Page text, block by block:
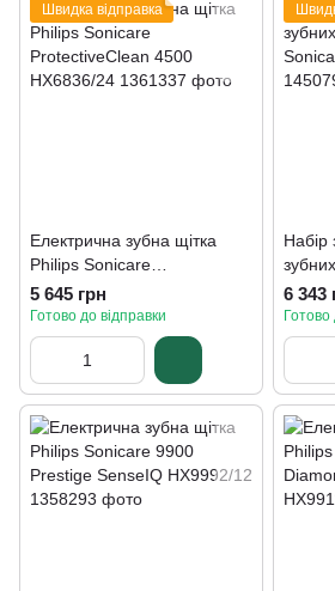
Швидка відправка
Електрична зубна щітка
Philips Sonicare
ProtectiveClean 4500
HX6836/24
5 645 грн
Готово до відправки
Набір
6 343
Готово